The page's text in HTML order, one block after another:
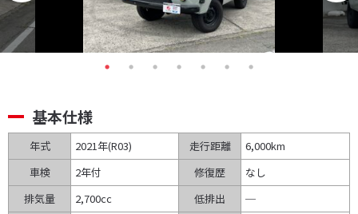
基本仕様
年式 2021年(R03) 走行距離
6,000km
車検
2年付 修復歴
なし
排気量
2,700cc 低排出
─